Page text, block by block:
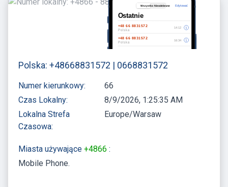
Polska: +48668831572 | 0668831572
Numer kierunkowy:
66
Czas Lokalny:
8/9/2026, 1:25:35 AM
Lokalna Strefa
Czasowa:
Europe/Warsaw
Miasta używające +4866 :
Mobile Phone